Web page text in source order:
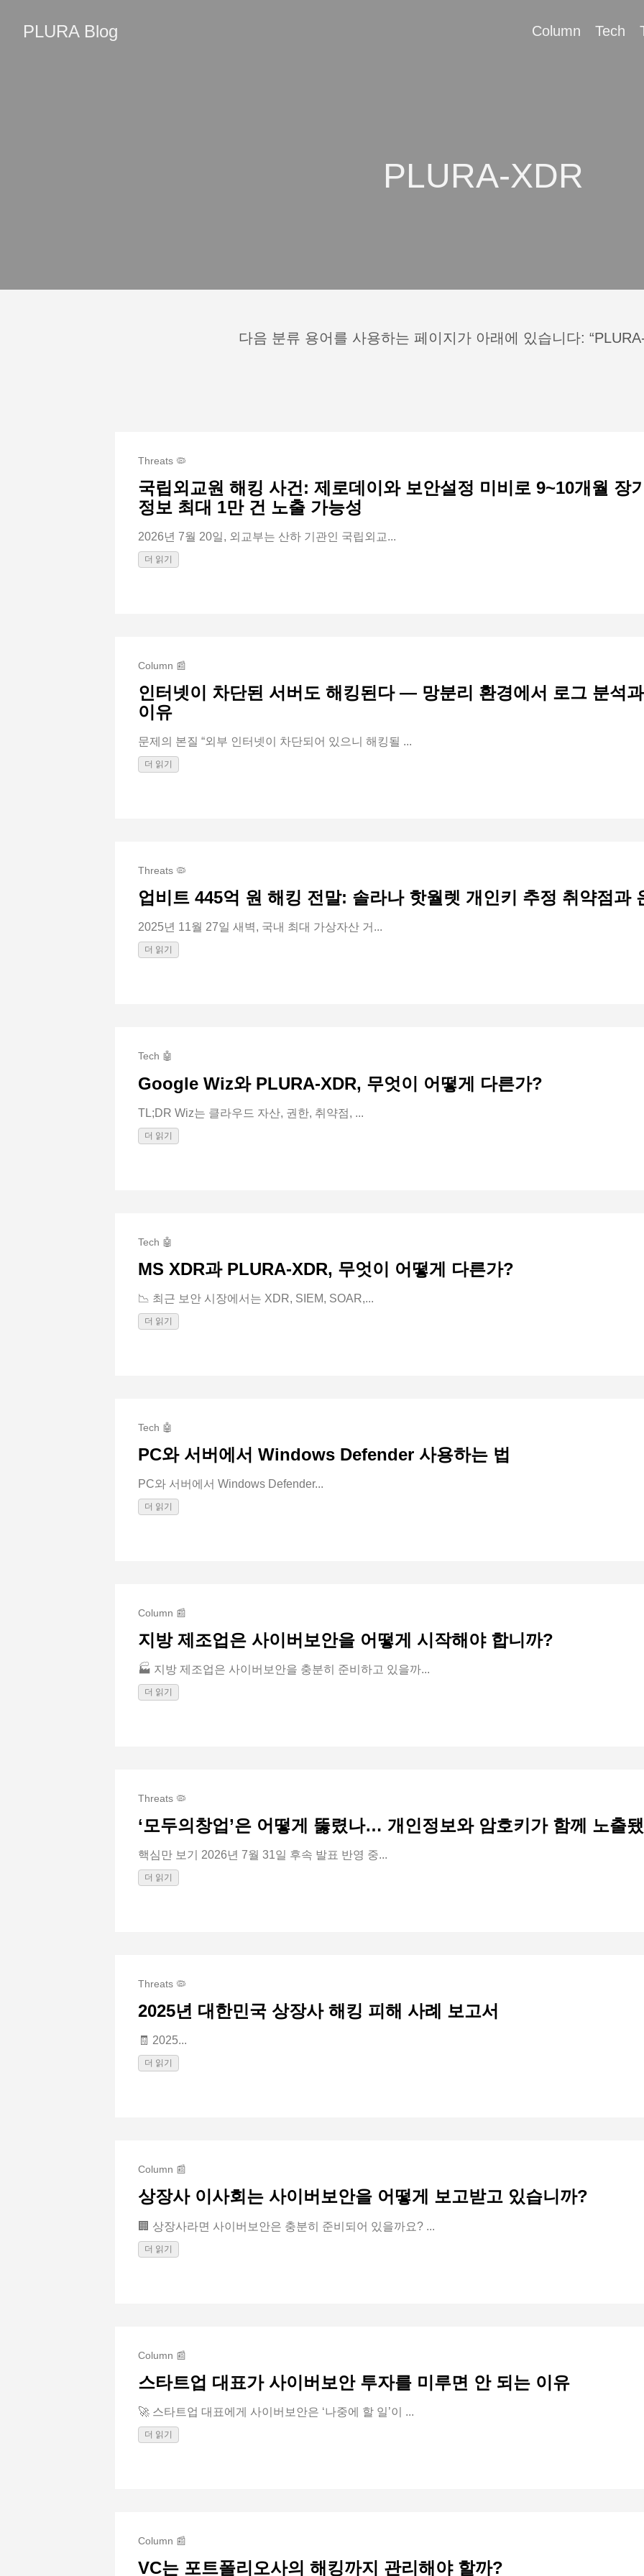
PLURA Blog Column Tech
PLURA-XDR
다음 분류 용어를 사용하는 페이지가 아래에 있습니다:
Threats 🦠
국립외교원 해킹 사건: 제로데이와 보안설정 미비로 9~10개월 장
정보 최대 1만 건 노출 가능성
2026년 7월 20일, 외교부는 산하 기관인 국립외교...
더 읽기
Column 📰
인터넷이 차단된 서버도 해킹된다 — 망분리 환경에서 로그 분석
이유
문제의 본질 “외부 인터넷이 차단되어 있으니 해킹될 ...
더 읽기
Threats 🦠
업비트 445억 원 해킹 전말: 솔라나 핫월렛 개인키 추정 취약점과
2025년 11월 27일 새벽, 국내 최대 가상자산 거...
더 읽기
Tech 🤖
Google Wiz와 PLURA-XDR, 무엇이 어떻게 다른가?
TL;DR Wiz는 클라우드 자산, 권한, 취약점, ...
더 읽기
Tech 🤖
MS XDR과 PLURA-XDR, 무엇이 어떻게 다른가?
📉 최근 보안 시장에서는 XDR, SIEM, SOAR,...
더 읽기
Tech 🤖
PC와 서버에서 Windows Defender 사용하는 법
PC와 서버에서 Windows Defender...
더 읽기
Column 📰
지방 제조업은 사이버보안을 어떻게 시작해야 합니까?
🏭 지방 제조업은 사이버보안을 충분히 준비하고 있을까...
더 읽기
Threats 🦠
‘모두의창업’은 어떻게 뚫렸나… 개인정보와 암호키가 함께 노출
핵심만 보기 2026년 7월 31일 후속 발표 반영 중...
더 읽기
Threats 🦠
2025년 대한민국 상장사 해킹 피해 사례 보고서
🧾 2025...
더 읽기
Column 📰
상장사 이사회는 사이버보안을 어떻게 보고받고 있습니까?
🏢 상장사라면 사이버보안은 충분히 준비되어 있을까요? ...
더 읽기
Column 📰
스타트업 대표가 사이버보안 투자를 미루면 안 되는 이유
🚀 스타트업 대표에게 사이버보안은 ‘나중에 할 일’이 ...
더 읽기
Column 📰
VC는 포트폴리오사의 해킹까지 관리해야 할까?